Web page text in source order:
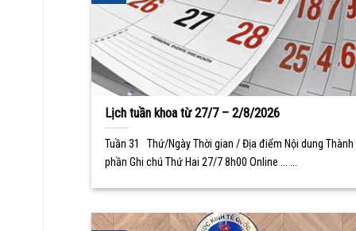
Lịch tuần khoa từ 27/7 – 2/8/2026
Tuần 31 Thứ/Ngày Thời gian / Địa điểm Nội dung Thành
phần Ghi chú Thứ Hai 27/7 8h00 Online ... ...